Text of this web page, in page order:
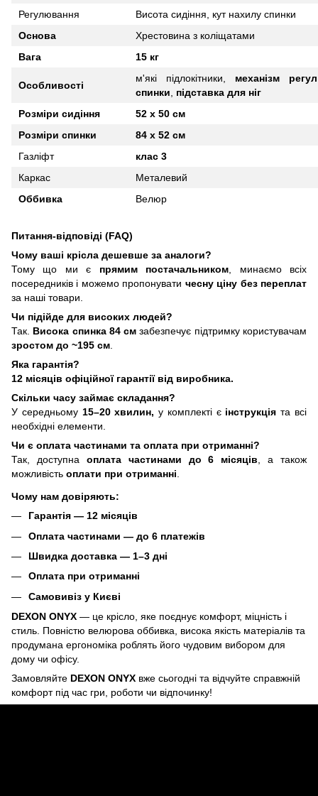
Регулювання
Висота сидіння, кут нахилу спинки
Основа
Хрестовина з коліщатами
Вага
15 кг
Особливості
м'які підлокітники, механізм
спинки, підставка для ніг
Розміри сидіння
52 х 50 см
Розміри спинки
84 х 52 см
Газліфт
клас 3
Каркас
Металевий
Оббивка
Велюр
Питання-відповіді (FAQ)
Чому ваші крісла дешевше за аналоги?
Тому що ми є прямим постачальником, минаємо всіх
посередників і можемо пропонувати чесну ціну без переплат
за наші товари.
Чи підійде для високих людей?
Так. Висока спинка 84 см забезпечує підтримку користувачам
зростом до ~195 см.
Яка гарантія?
12 місяців офіційної гарантії від виробника.
Скільки часу займає складання?
У середньому 15–20 хвилин, у комплекті є інструкція та всі
необхідні елементи.
Чи є оплата частинами та оплата при отриманні?
Так, доступна оплата частинами до 6 місяців, а також
можливість оплати при отриманні.
Чому нам довіряють:
Гарантія — 12 місяців
Оплата частинами — до 6 платежів
Швидка доставка — 1–3 дні
Оплата при отриманні
Самовивіз у Києві
DEXON ONYX — це крісло, яке поєднує комфорт, міцність і
стиль. Повністю велюрова оббивка, висока якість матеріалів та
продумана ергономіка роблять його чудовим вибором для
дому чи офісу.
Замовляйте DEXON ONYX вже сьогодні та відчуйте справжній
комфорт під час гри, роботи чи відпочинку!